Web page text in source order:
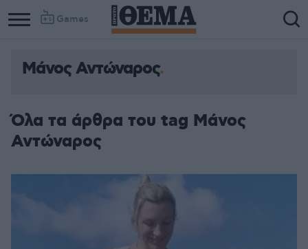
Games
Μάνος Αντώναρος
Όλα τα άρθρα του tag Μάνος
Αντώναρος